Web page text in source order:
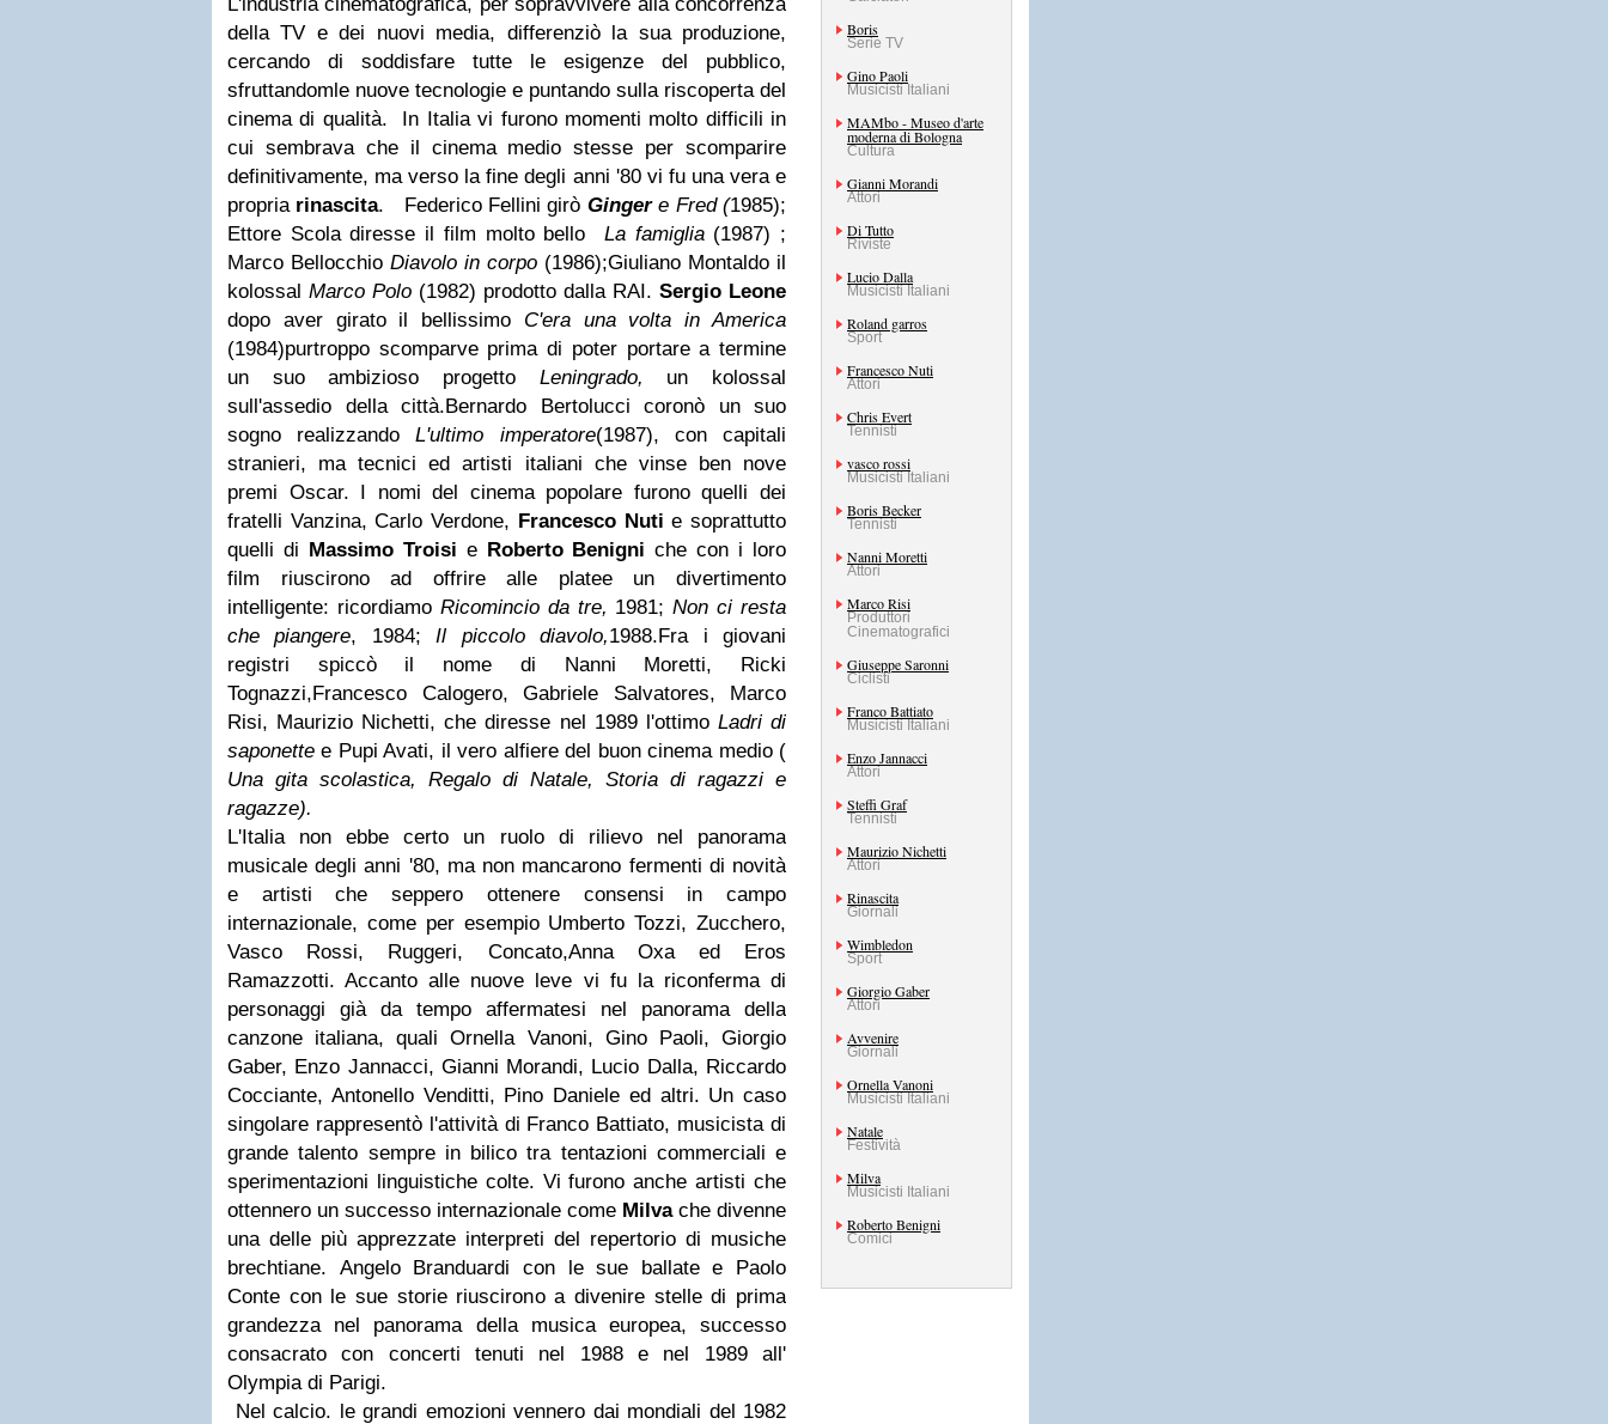
della TV e dei nuovi media, differenziò la sua produzione,
cercando di soddisfare tutte le esigenze del pubblico,
sfruttandomle nuove tecnologie e puntando sulla riscoperta del
cinema di qualità. In Italia vi furono momenti molto difficili in
cui sembrava che il cinema medio stesse per scomparire
definitivamente, ma verso la fine degli anni '80 vi fu una vera e
propria rinascita. Federico Fellini girò Gingere Fred (1985);
Ettore Scola diresse il film molto bello La famiglia (1987) ;
Marco Bellocchio Diavolo in corpo (1986);Giuliano Montaldo il
kolossal Marco Polo (1982) prodotto dalla RAI. Sergio Leone
dopo aver girato il bellissimo C'era una volta in America
(1984)purtroppo scomparve prima di poter portare a termine
un suo ambizioso progetto Leningrado, un kolossal
sull'assedio della città.Bernardo Bertolucci coronò un suo
sogno realizzandoL'ultimo imperatore(1987), con capitali
stranieri, ma tecnici ed artisti italiani che vinse ben nove
premi Oscar. I nomi del cinema popolare furono quelli dei
fratelli Vanzina, Carlo Verdone, Francesco Nuti e soprattutto
quelli di Massimo Troisi e Roberto Benigni che con i loro
film riuscirono ad offrire alle platee un divertimento
intelligente: ricordiamo Ricomincio da tre, 1981;Non ci resta
che piangere, 1984; Il piccolo diavolo,1988.Fra i giovani
registri spiccò il nome di Nanni Moretti, Ricki
Tognazzi,Francesco Calogero, Gabriele Salvatores, Marco
Risi, Maurizio Nichetti, che diresse nel 1989 l'ottimo Ladri di
saponette e Pupi Avati, il vero alfiere del buon cinema medio (
Una gita scolastica, Regalo di Natale, Storia di ragazzi e
ragazze).
L'Italia non ebbe certo un ruolo di rilievo nel panorama
musicale degli anni '80, ma non mancarono fermenti di novità
e artisti che seppero ottenere consensi in campo
internazionale, come per esempio Umberto Tozzi, Zucchero,
Vasco Rossi, Ruggeri, Concato,Anna Oxa ed Eros
Ramazzotti. Accanto alle nuove leve vi fu la riconferma di
personaggi già da tempo affermatesi nel panorama della
canzone italiana, quali Ornella Vanoni, Gino Paoli, Giorgio
Gaber, Enzo Jannacci, Gianni Morandi, Lucio Dalla, Riccardo
Cocciante, Antonello Venditti, Pino Daniele ed altri. Un caso
singolare rappresentò l'attività di Franco Battiato, musicista di
grande talento sempre in bilico tra tentazioni commerciali e
sperimentazioni linguistiche colte. Vi furono anche artisti che
ottennero un successo internazionale come Milvache divenne
una delle più apprezzate interpreti del repertorio di musiche
brechtiane. Angelo Branduardi con le sue ballate e Paolo
Conte con le sue storie riuscirono a divenire stelle di prima
grandezza nel panorama della musica europea, successo
consacrato con concerti tenuti nel 1988 e nel 1989 all'
Olympia di Parigi.
Nel calcio. le grandi emozioni vennero dai mondiali del 1982
Boris
Serie TV
Gino Paoli
Musicisti Italiani
MAMbo - Museo d'arte
moderna di Bologna
Cultura
Gianni Morandi
Attori
Di Tutto
Riviste
Lucio Dalla
Musicisti Italiani
Roland garros
Sport
Francesco Nuti
Attori
Chris Evert
Tennisti
vasco rossi
Musicisti Italiani
Boris Becker
Tennisti
Nanni Moretti
Attori
Marco Risi
Produttori
Cinematografici
Giuseppe Saronni
Ciclisti
Franco Battiato
Musicisti Italiani
Enzo Jannacci
Attori
Steffi Graf
Tennisti
Maurizio Nichetti
Attori
Rinascita
Giornali
Wimbledon
Sport
Giorgio Gaber
Attori
Avvenire
Giornali
Ornella Vanoni
Musicisti Italiani
Natale
Festività
Milva
Musicisti Italiani
Roberto Benigni
Comici